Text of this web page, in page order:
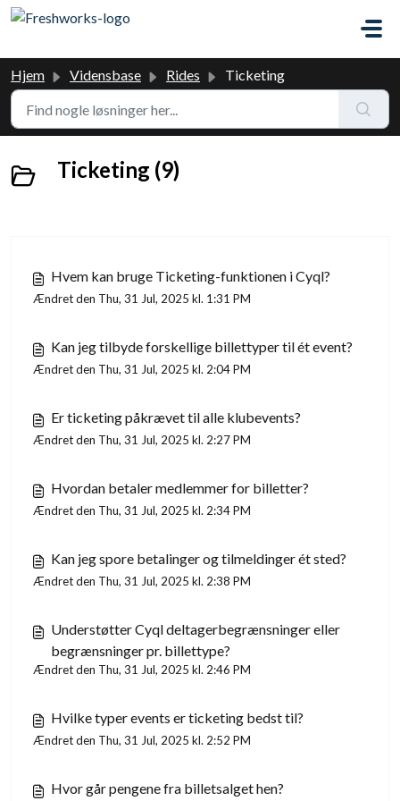
Gå til hovedindhold
Hjem Vidensbase Rides Ticketing
Ticketing (9)
Hvem kan bruge Ticketing-funktionen i Cyql?
Ændret den Thu, 31 Jul, 2025 kl. 1:31 PM
Kan jeg tilbyde forskellige billettyper til ét event?
Ændret den Thu, 31 Jul, 2025 kl. 2:04 PM
Er ticketing påkrævet til alle klubevents?
Ændret den Thu, 31 Jul, 2025 kl. 2:27 PM
Hvordan betaler medlemmer for billetter?
Ændret den Thu, 31 Jul, 2025 kl. 2:34 PM
Kan jeg spore betalinger og tilmeldinger ét sted?
Ændret den Thu, 31 Jul, 2025 kl. 2:38 PM
Understøtter Cyql deltagerbegrænsninger eller
begrænsninger pr. billettype?
Ændret den Thu, 31 Jul, 2025 kl. 2:46 PM
Hvilke typer events er ticketing bedst til?
Ændret den Thu, 31 Jul, 2025 kl. 2:52 PM
Hvor går pengene fra billetsalget hen?